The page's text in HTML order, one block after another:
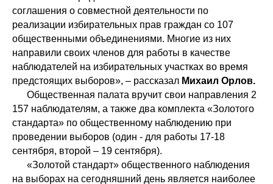
соглашения о совместной деятельности по
реализации избирательных прав граждан со 107
общественными объединениями. Многие из них
направили своих членов для работы в качестве
наблюдателей на избирательных участках во время
предстоящих выборов», – рассказал Михаил Орлов.
Общественная палата вручит свои направления 2
157 наблюдателям, а также два комплекта «Золотого
стандарта» по общественному наблюдению при
проведении выборов (один - для работы 17-18
сентября, второй – 19 сентября).
«Золотой стандарт» общественного наблюдения
на выборах на сегодняшний день является наиболее